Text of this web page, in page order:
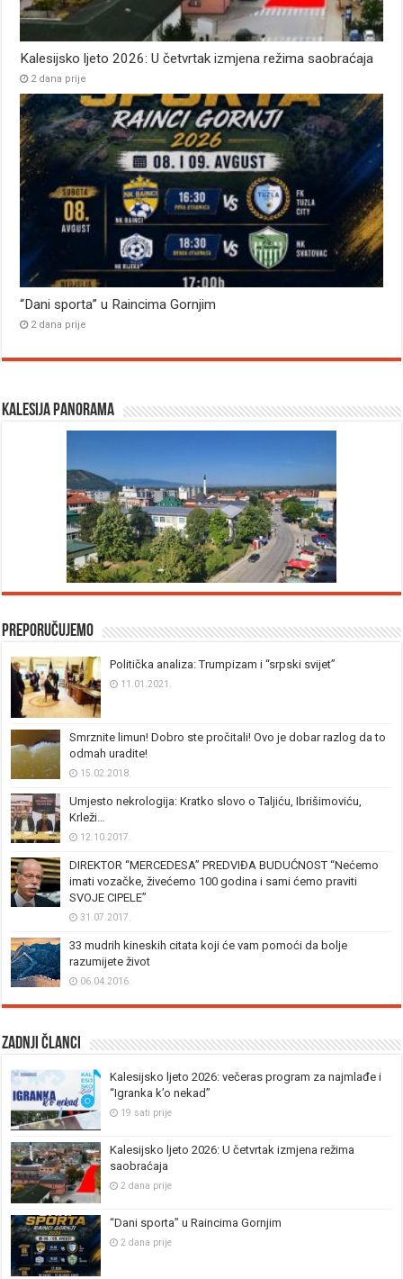
Kalesijsko ljeto 2026: U četvrtak izmjena režima saobraćaja
2 dana prije
“Dani sporta” u Raincima Gornjim
2 dana prije
Kalesija panorama
Preporučujemo
Politička analiza: Trumpizam i “srpski svijet”
11.01.2021.
Smrznite limun! Dobro ste pročitali! Ovo je dobar razlog da to
odmah uradite!
15.02.2018.
Umjesto nekrologija: Kratko slovo o Taljiću, Ibrišimoviću,
Krleži…
12.10.2017.
DIREKTOR “MERCEDESA” PREDVIĐA BUDUĆNOST “Nećemo
imati vozačke, živećemo 100 godina i sami ćemo praviti
SVOJE CIPELE”
31.07.2017.
33 mudrih kineskih citata koji će vam pomoći da bolje
razumijete život
06.04.2016.
Zadnji članci
Kalesijsko ljeto 2026: večeras program za najmlađe i
“Igranka k’o nekad”
19 sati prije
Kalesijsko ljeto 2026: U četvrtak izmjena režima
saobraćaja
2 dana prije
“Dani sporta” u Raincima Gornjim
2 dana prije